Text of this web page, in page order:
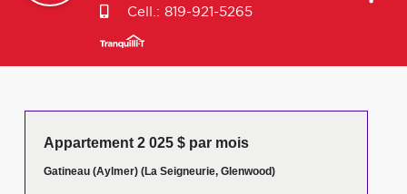
Cell.: 819-921-5265
Appartement 2 025 $ par mois
Gatineau (Aylmer) (La Seigneurie, Glenwood)